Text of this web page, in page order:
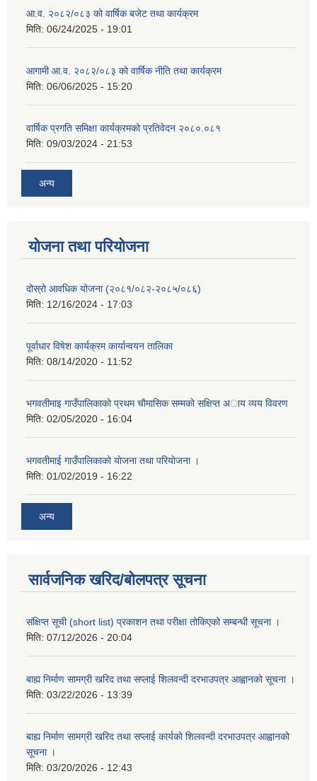
आ.व. २०८२/०८३ को वार्षिक बजेट तथा कार्यक्रम
मिति: 06/24/2025 - 19:01
आगामी आ.व. २०८२/०८३ को वार्षिक नीति तथा कार्यक्रम
मिति: 06/06/2025 - 15:20
वार्षिक प्रगति समिक्षा कार्यक्रमको प्रतिवेदन २०८०.०८१
मिति: 09/03/2024 - 21:53
अन्य
योजना तथा परियोजना
दोस्रो आवधिक योजना (२०८१/०८२-२०८५/०८६)
मिति: 12/16/2024 - 17:03
पूर्वाधार विषेश कार्यक्रम कार्यान्वयन तालिका
मिति: 08/14/2020 - 11:52
भगवतीमाइ गाउँपालिकाकाे प्रथम चाैमासिक सम्मकाे सक्षिप्त अाय व्यय विवरण
मिति: 02/05/2020 - 16:04
भगवतीमाई गाउँपालिकाको याेजना तथा परियाेजना ।
मिति: 01/02/2019 - 16:22
अन्य
सार्वजनिक खरिद/बोलपत्र सूचना
संक्षिप्त सूची (short list) प्रकाशन तथा परीक्षा तोकिएको सम्बन्धी सूचना ।
मिति: 07/12/2026 - 20:04
बाह्य निर्माण सामग्री खरिद तथा सप्लाई शिलवन्दी दरभाउपत्र आह्वानको सूचना ।
मिति: 03/22/2026 - 13:39
बाह्य निर्माण सामग्री खरिद तथा सप्लाई कार्यको शिलवन्दी दरभाउपत्र आह्वानको
सूचना ।
मिति: 03/20/2026 - 12:43